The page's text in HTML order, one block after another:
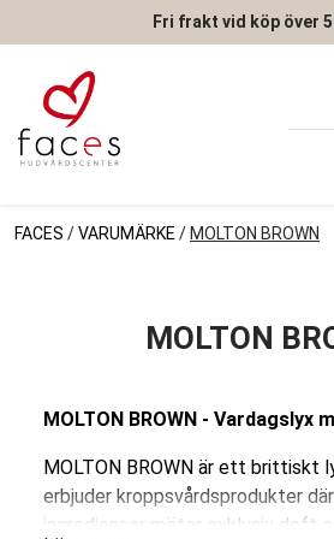
Fri frakt vid köp över
FACES /VARUMÄRKE / MOLTON BROWN
MOLTON
MOLTON BROWN - Vardagslyx
MOLTON BROWN är ett brittiskt
erbjuder kroppsvårdsprodukter
ingredienser möter exklusiv doft